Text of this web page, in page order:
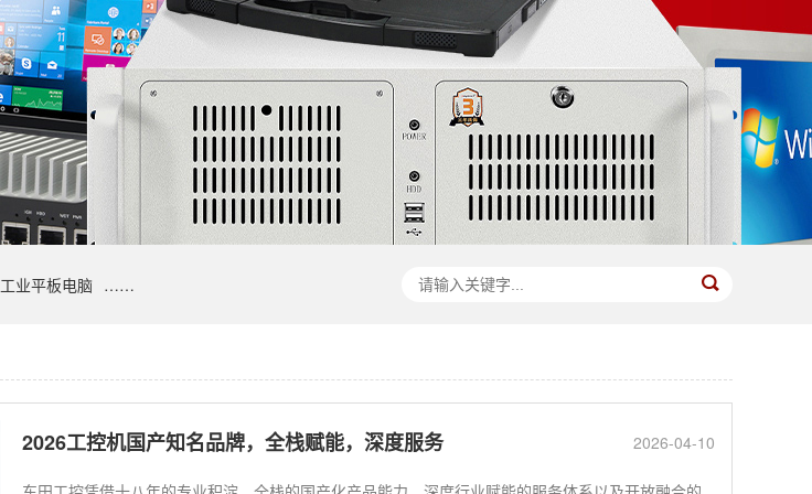
工业平板电脑 ……
2026-04-10
2026工控机国产知名品牌，全栈赋能，深度服务